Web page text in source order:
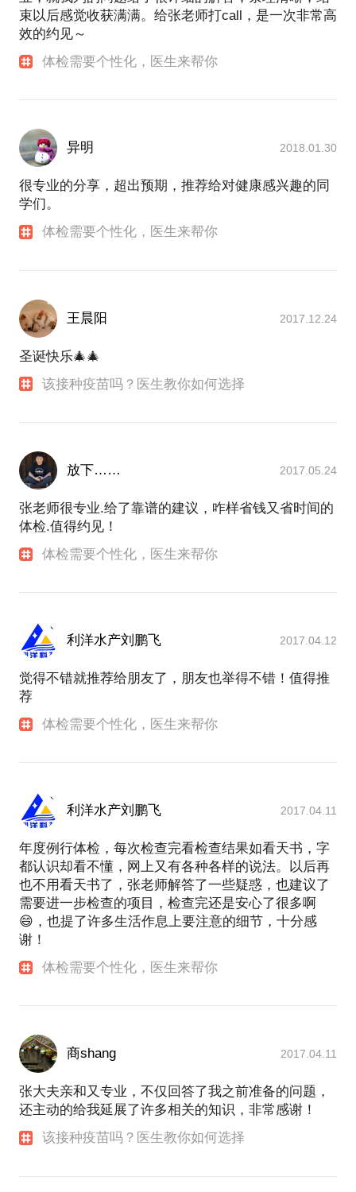
束以后感觉收获满满。给张老师打call，是一次非常高
效的约见～
体检需要个性化，医生来帮你
异明 2018.01.30
很专业的分享，超出预期，推荐给对健康感兴趣的同
学们。
体检需要个性化，医生来帮你
王晨阳 2017.12.24
圣诞快乐🎄🎄
该接种疫苗吗？医生教你如何选择
放下…… 2017.05.24
张老师很专业.给了靠谱的建议，咋样省钱又省时间的
体检.值得约见！
体检需要个性化，医生来帮你
利洋水产刘鹏飞 2017.04.12
觉得不错就推荐给朋友了，朋友也举得不错！值得推
荐
体检需要个性化，医生来帮你
利洋水产刘鹏飞 2017.04.11
年度例行体检，每次检查完看检查结果如看天书，字
都认识却看不懂，网上又有各种各样的说法。以后再
也不用看天书了，张老师解答了一些疑惑，也建议了
需要进一步检查的项目，检查完还是安心了很多啊
😄，也提了许多生活作息上要注意的细节，十分感
谢！
体检需要个性化，医生来帮你
商shang 2017.04.11
张大夫亲和又专业，不仅回答了我之前准备的问题，
还主动的给我延展了许多相关的知识，非常感谢！
该接种疫苗吗？医生教你如何选择